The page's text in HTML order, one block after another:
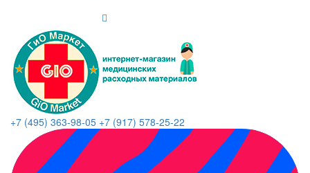
+7 (495) 363-98-05 +7 (917) 578-25-22